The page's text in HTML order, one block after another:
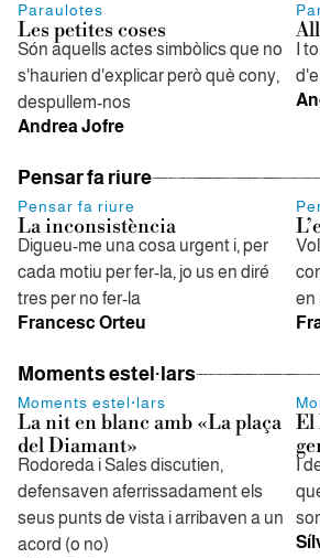
Paraulotes
Les petites coses
Són aquells actes simbòlics que no
s'haurien d'explicar però què cony,
despullem-nos
Andrea Jofre
I
Pensar fa riure
Pensar fa riure
La inconsistència
Digueu-me una cosa urgent i, per
cada motiu per fer-la, jo us en diré
tres per no fer-la
Francesc Orteu
en
Moments estel·lars
Moments estel·lars
La nit en blanc amb «La plaça
del Diamant»
Rodoreda i Sales discutien,
defensaven aferrissadament els
seus punts de vista i arribaven a un
acord (o no)
El
I